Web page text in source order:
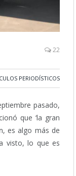
22
PERIODÍSTICOS
pasado,
que ‘la gran
es algo más de
visto, lo que es